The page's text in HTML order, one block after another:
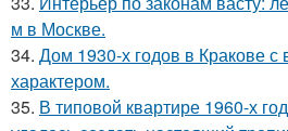
м в Москве.
34. Дом 1930-х годов в Кракове
характером.
35. В типовой квартире 1960-х